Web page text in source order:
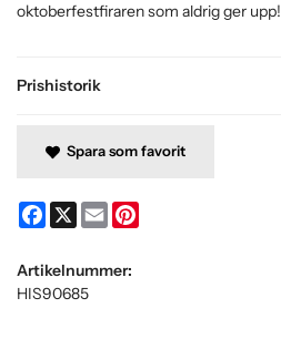
Prishistorik
oktoberfestfiraren som aldrig ger upp!
Spara som favorit
Facebook
X Email
Artikelnummer:
HIS90685